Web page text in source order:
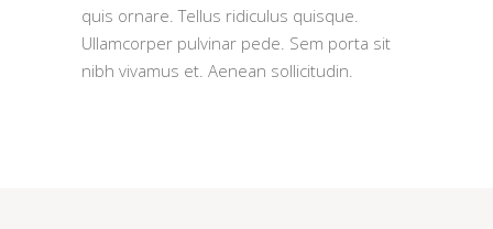
quis ornare. Tellus ridiculus quisque.
Ullamcorper pulvinar pede. Sem porta sit
nibh vivamus et. Aenean sollicitudin.